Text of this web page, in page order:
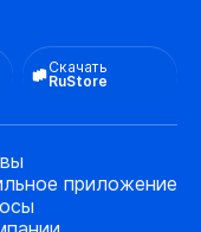
Скачать
RuStore
приложение